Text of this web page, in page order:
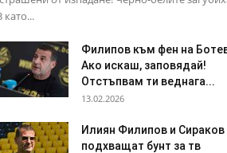
като...
Филипов към фен на
Ако искаш, заповядай!
Отстъпвам ти веднага...
13.02.2026
Илиян Филипов и Сираков
подхващат бунт за тв